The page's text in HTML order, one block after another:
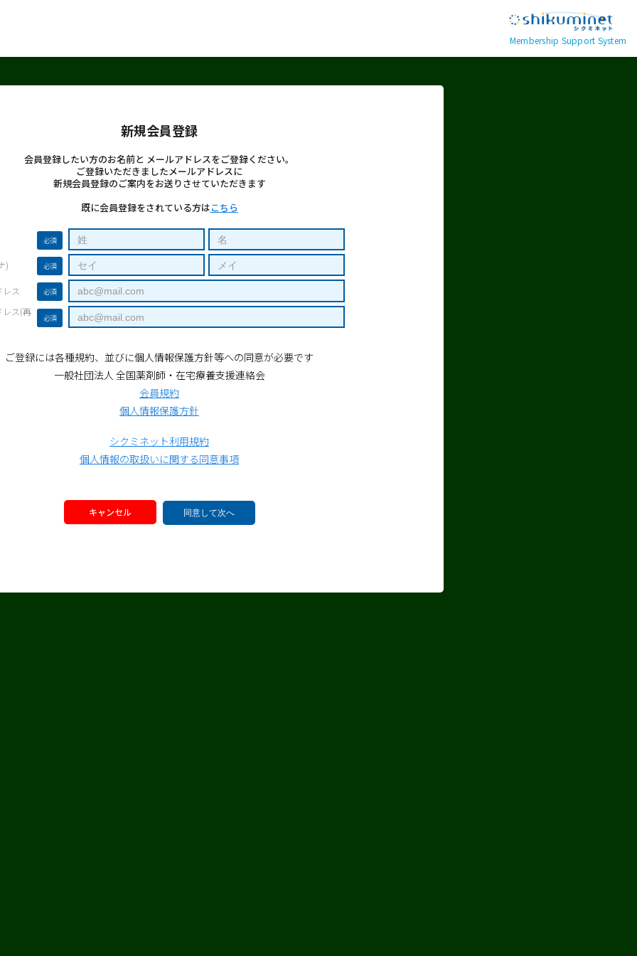
Membership Support System
新規会員登録
会員登録したい方のお名前と メールアドレスをご登録ください。
ご登録いただきましたメールアドレスに
新規会員登録のご案内をお送りさせていただきます
既に会員登録をされている方はこちら
必須
) 必須
ス 必須
レス(再
必須
ご登録には各種規約、並びに個人情報保護方針等への同意が必要です
一般社団法人 全国薬剤師・在宅療養支援連絡会
会員規約
個人情報保護方針
シクミネット利用規約
個人情報の取扱いに関する同意事項
キャンセル 同意して次へ